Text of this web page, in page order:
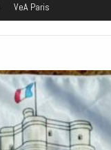
VeA Paris